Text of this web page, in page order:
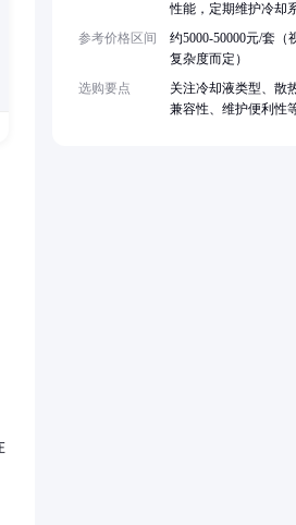
性能，定期维护冷却
参考价格区间
约5000-50000元/套（
复杂度而定）
选购要点
关注冷却液类型、散
兼容性、维护便利性